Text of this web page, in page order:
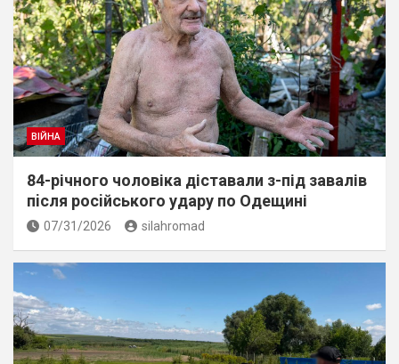
ВІЙНА
84-річного чоловіка діставали з-під завалів
пiсля росiйського удару по Одещині
07/31/2026 silahromad